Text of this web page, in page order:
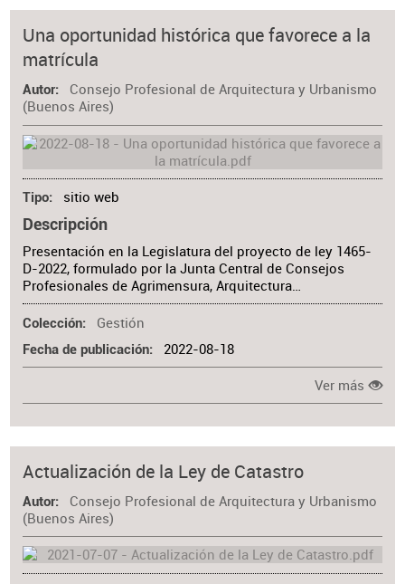
Una oportunidad histórica que favorece a la
matrícula
Autor
Consejo Profesional de Arquitectura y Urbanismo
(Buenos Aires)
Tipo sitio web
Descripción
Presentación en la Legislatura del proyecto de ley 1465-
D-2022, formulado por la Junta Central de Consejos
Profesionales de Agrimensura, Arquitectura…
Colección Gestión
Fecha de publicación 2022-08-18
Ver más
Actualización de la Ley de Catastro
Autor
Consejo Profesional de Arquitectura y Urbanismo
(Buenos Aires)